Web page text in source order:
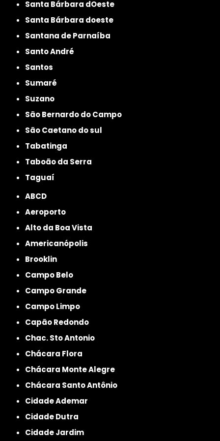
Santa Bárbara dOeste
Santa Bárbara doeste
Santana de Parnaíba
Santo André
Santos
Sumaré
Suzano
São Bernardo do Campo
São Caetano do sul
Tabatinga
Taboão da Serra
Taguaí
ABCD
Aeroporto
Alto da Boa Vista
Americanópolis
Brooklin
Campo Belo
Campo Grande
Campo Limpo
Capão Redondo
Chac. Sto Antonio
Chácara Flora
Chácara Monte Alegre
Chácara Santo Antônio
Cidade Ademar
Cidade Dutra
Cidade Jardim